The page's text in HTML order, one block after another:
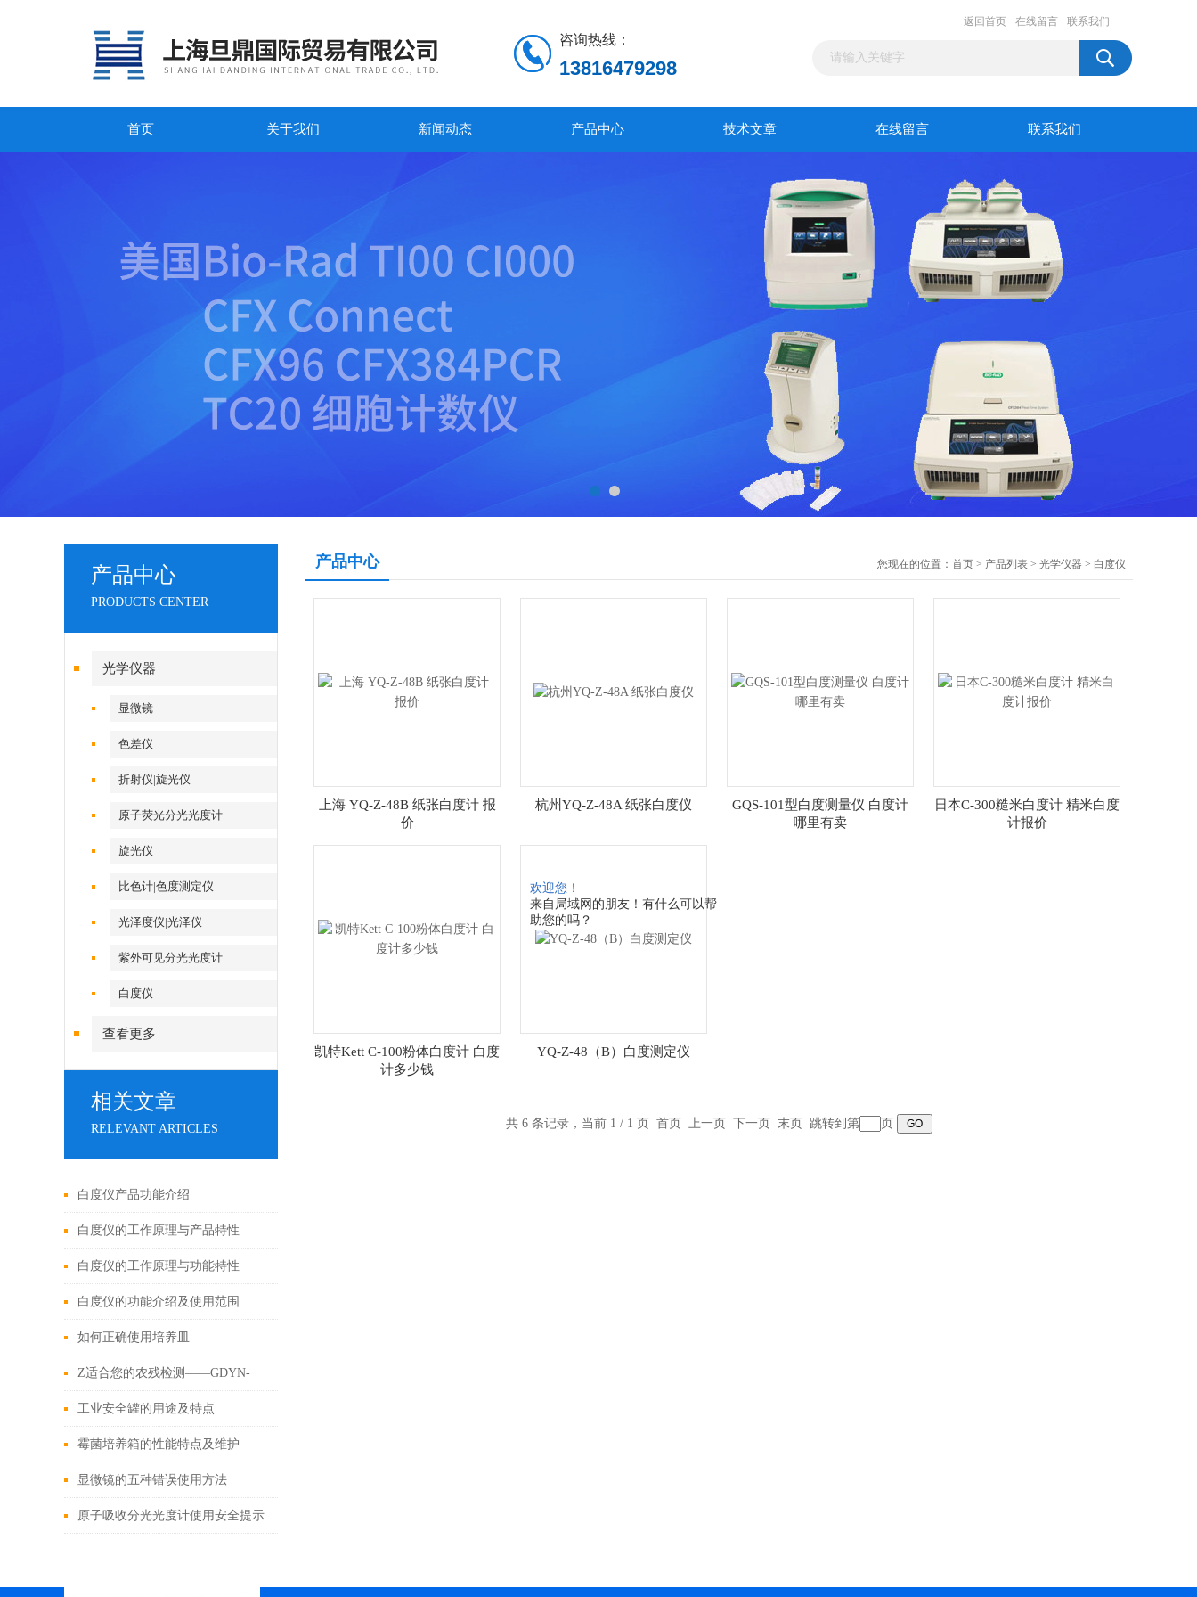
欢迎您！
来自局域网的朋友！有什么可以帮
助您的吗？
咨询热线：
13816479298
返回首页 在线留言 联系我们
首页 关于我们 新闻动态 产品中心 技术文章 在线留言 联系我们
产品中心
PRODUCTS CENTER
光学仪器
显微镜
色差仪
折射仪|旋光仪
原子荧光分光光度计
旋光仪
比色计|色度测定仪
光泽度仪|光泽仪
紫外可见分光光度计
白度仪
查看更多
相关文章
RELEVANT ARTICLES
白度仪产品功能介绍
白度仪的工作原理与产品特性
白度仪的工作原理与功能特性
白度仪的功能介绍及使用范围
如何正确使用培养皿
Z适合您的农残检测——GDYN-
1016SC农药残留检测仪
工业安全罐的用途及特点
霉菌培养箱的性能特点及维护
显微镜的五种错误使用方法
原子吸收分光光度计使用安全提示
产品中心 您现在的位置： 首页 > 产品列表 > 光学仪器 > 白度仪
上海 YQ-Z-48B 纸张白度计 报
价
杭州YQ-Z-48A 纸张白度仪
GQS-101型白度测量仪 白度计
哪里有卖
日本C-300糙米白度计 精米白度
计报价
凯特Kett C-100粉体白度计 白度
计多少钱
YQ-Z-48（B）白度测定仪
共 6 条记录，当前 1 / 1 页 首页 上一页 下一页 末页 跳转到第 页